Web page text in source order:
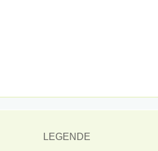
LEGENDE